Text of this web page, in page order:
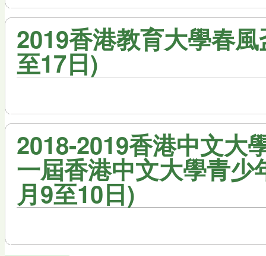
2019香港教育大學春
至17日)
2018-2019香港中文大
一屆香港中文大學青
月9至10日)